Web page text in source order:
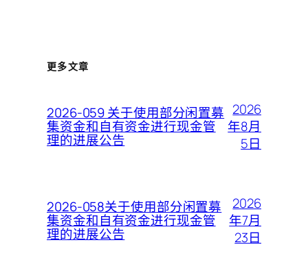
更多文章
2026-059 关于使用部分闲置募
集资金和自有资金进行现金管
理的进展公告
2026
年8月
5日
2026-058关于使用部分闲置募
集资金和自有资金进行现金管
理的进展公告
2026
年7月
23日